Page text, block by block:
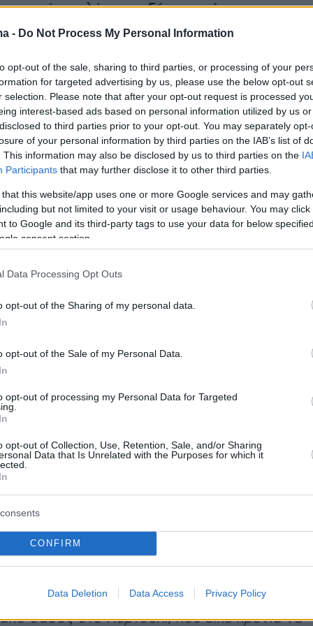
- Do Not Process My Personal Information
opt-out of the sale, sharing to third parties, or processing of your
for targeted advertising by us, please use the below opt-out
selection. Please note that after your opt-out request is processed
interest-based ads based on personal information utilized by us
to third parties prior to your opt-out. You may separately
of your personal information by third parties on the IAB’s list of
This information may also be disclosed by us to third parties on the
Participants that may further disclose it to other third parties.
that this website/app uses one or more Google services and may
but not limited to your visit or usage behaviour. You may
to Google and its third-party tags to use your data for below
consent section.
Data Processing Opt Outs
opt-out of the Sharing of my personal data.
opt-out of the Sale of my Personal Data.
opt-out of processing my Personal Data for Targeted
opt-out of Collection, Use, Retention, Sale, and/or Sharing
Data that Is Unrelated with the Purposes for which it
CONFIRM
Data Deletion Data Access Privacy Policy
που, όπως λέει,«αυξάνει ταχύτητα»,
παγιωμένες πρακτικές δεκαετιών.
του ΑΠΘ στις ανάγκες των σημερινών
στην τεχνολογία, στη φοιτητική
στη διεθνή παρουσία του Ιδρύματος.
συνέντευξη, που παραχωρεί στο
μιλά για τις σημαντικότερες παρεμβάσεις
χρόνου, τα εμπόδια, που εξακολουθούν να
τα δημόσια πανεπιστήμια, τους στόχους της
αλλά και το προσωπικό στοίχημα, που
μέλλον του Αριστοτελείου.
μετά την εκλογή σας, τι άλλαξε πραγματικά
Πανεπιστήμιο;
η «ταχύτητα». Ταχύτητα στις αποφάσεις,
Πανεπιστημίου.
τρεις μήνες ξεκινήσαμε εννέα νέα
προγράμματα. Σκεφτείτε τις
ώρες σχεδιασμού και τεκμηρίωσης που
για την πιστοποίησή τους, τις ώρες
των γραμματειών στα νέα καθήκοντα και
επτά ακόμη διεθνή προγράμματα, που
ήδη για την επόμενη ακαδημαϊκή χρονιά.
το εύρος των παρεμβάσεων: από το
δάσος στο Περτούλι, που είχε χρόνια να